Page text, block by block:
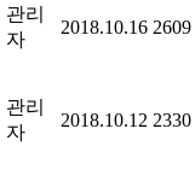
관리
자
2018.10.16 2609
관리
자
2018.10.12 2330